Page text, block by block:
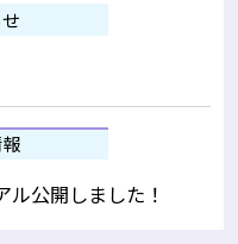
ル公開しました！